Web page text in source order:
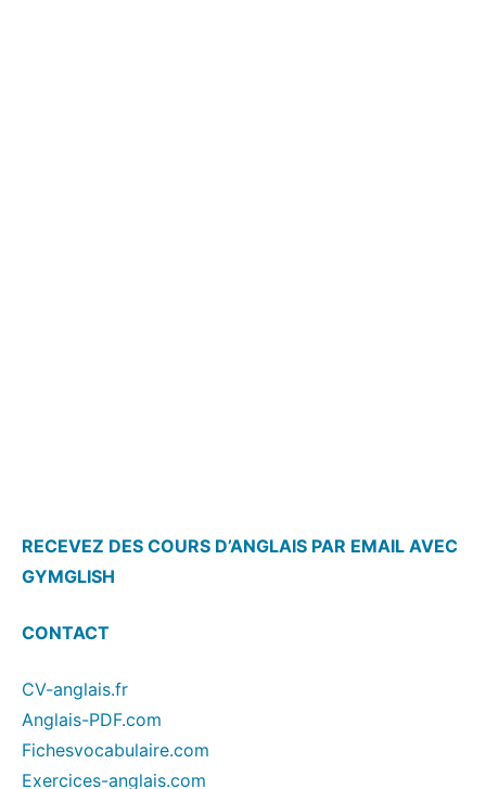
RECEVEZ DES COURS D’ANGLAIS PAR EMAIL AVEC
GYMGLISH
CONTACT
CV-anglais.fr
Anglais-PDF.com
Fichesvocabulaire.com
Exercices-anglais.com